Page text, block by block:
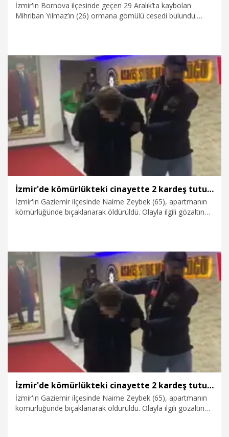
İzmir'in Bornova ilçesinde geçen 29 Aralık’ta kaybolan
Mihriban Yılmaz’ın (26) ormana gömülü cesedi bulundu.
13.01.2026 Foto Galeri
İzmir'de kömürlükteki cinayette 2 kardeş tutuklandı
İzmir'in Gaziemir ilçesinde Naime Zeybek (65), apartmanın
kömürlüğünde bıçaklanarak öldürüldü. Olayla ilgili gözaltına
3.01.2026 Video
İzmir'de kömürlükteki cinayette 2 kardeş tutuklandı
İzmir'in Gaziemir ilçesinde Naime Zeybek (65), apartmanın
kömürlüğünde bıçaklanarak öldürüldü. Olayla ilgili gözaltına